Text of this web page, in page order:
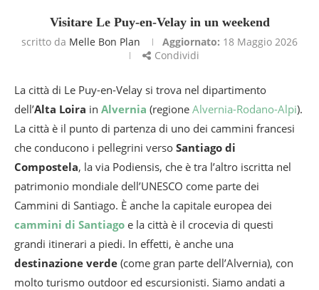
Visitare Le Puy-en-Velay in un weekend
scritto da Melle Bon Plan Aggiornato: 18 Maggio 2026
Condividi
La città di Le Puy-en-Velay si trova nel dipartimento
dell’Alta Loira in Alvernia (regione Alvernia-Rodano-Alpi).
La città è il punto di partenza di uno dei cammini francesi
che conducono i pellegrini verso Santiago di
Compostela, la via Podiensis, che è tra l’altro iscritta nel
patrimonio mondiale dell’UNESCO come parte dei
Cammini di Santiago. È anche la capitale europea dei
cammini di Santiago e la città è il crocevia di questi
grandi itinerari a piedi. In effetti, è anche una
destinazione verde (come gran parte dell’Alvernia), con
molto turismo outdoor ed escursionisti. Siamo andati a